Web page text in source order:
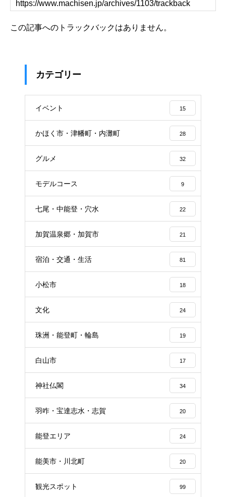
この記事へのトラックバックはありません。
カテゴリー
イベント 15
かほく市・津幡町・内灘町 28
グルメ 32
モデルコース 9
七尾・中能登・穴水 22
加賀温泉郷・加賀市 21
宿泊・交通・生活 81
小松市 18
文化 24
珠洲・能登町・輪島 19
白山市 17
神社仏閣 34
羽咋・宝達志水・志賀 20
能登エリア 24
能美市・川北町 20
観光スポット 99